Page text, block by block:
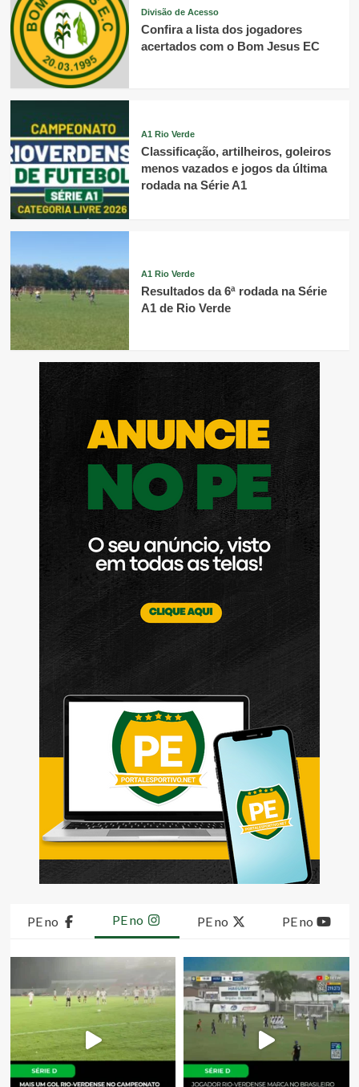
Divisão de Acesso
Confira a lista dos jogadores
acertados com o Bom Jesus EC
A1 Rio Verde
Classificação, artilheiros, goleiros
menos vazados e jogos da última
rodada na Série A1
A1 Rio Verde
Resultados da 6ª rodada na Série
A1 de Rio Verde
PE no PE no PE no PE no